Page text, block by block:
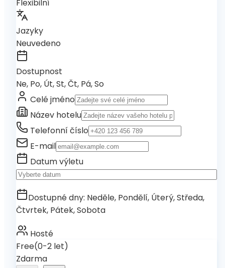
Flexibilní
Jazyky
Neuvedeno
Dostupnost
Ne, Po, Út, St, Čt, Pá, So
Celé jméno
Název hotelu
Telefonní číslo
E-mail
Datum výletu
Dostupné dny: Neděle, Pondělí, Úterý, Středa,
Čtvrtek, Pátek, Sobota
Hosté
Free(0-2 let)
Zdarma